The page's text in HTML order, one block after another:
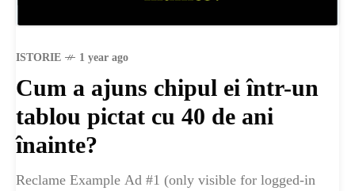
ISTORIE 1 year ago
Cum a ajuns chipul ei într-un
tablou pictat cu 40 de ani
înainte?
Reclame Example Ad #1 (only visible for logged-in
INSTALEAZ
A
APLICATIA